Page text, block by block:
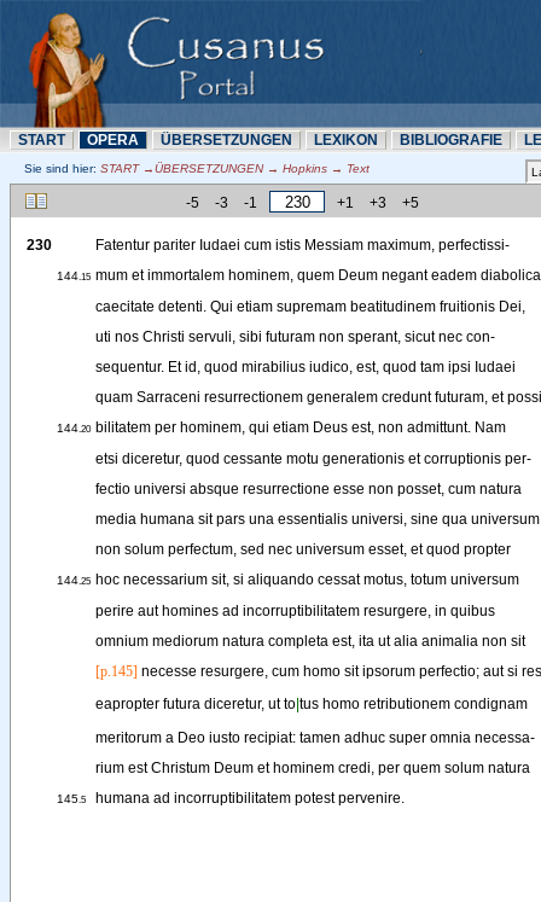
START OPERA ÜBERSETZUNN LEXIKON BIBLIOGRAFIE
Sie sind hier: START →ÜBERSETZUNN → Hopkins → Text
-5 -3 -1 +1 +3 +5
230 Fatentur pariter Iudaei cum istis Messiam maximum, perfectissi-
144.15 mum et immortalem hominem, quem Deum negant eadem diabolica
caecitate detenti. Qui etiam supremam beatitudinem fruitionis Dei,
uti nos Christi servuli, sibi futuram non sperant, sicut nec con-
sequentur. Et id , quod mirabilius iudico, est, quod tam ipsi Iudaei
quam Sarraceni resurrectionem generalem credunt futuram, et
144.20 bilitatem per hominem, qui etiam Deus est, non admittunt. Nam
etsi diceretur, quod cessante motu generationis et corruptionis per-
fectio universi absque resurrectione esse non posset, cum natura
media humana sit pars una essentialis universi, sine qua universum
non solum perfectum, sed nec universum esset, et quod propter
144.25 hoc necessarium sit, si aliquando cessat motus, totum universum
perire aut homines ad incorruptibilitatem resurgere, in quibus
omnium mediorum natura completa est, ita ut alia animalia non sit
[p.145] necesse resurgere, cum homo sit ipsorum perfectio; aut si
eapropter futura diceretur, ut to tus homo retributionem condignam
meritorum a Deo iusto recipiat: tamen adhuc super omnia necessa-
rium est Christum Deum et hominem credi, per quem solum natura
145.5 humana ad incorruptibilitatem potest pervenire.